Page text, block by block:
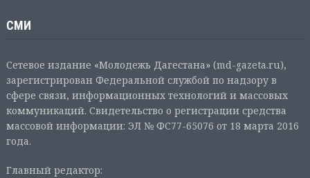
СМИ
Сетевое издание «Молодежь Дагестана» (md-gazeta.ru),
зарегистрирован Федеральной службой по надзору в
сфере связи, информационных технологий и массовых
коммуникаций. Свидетельство о регистрации средства
массовой информации: ЭЛ № ФС77-65076 от 18 марта 2016
года.
Главный редактор: